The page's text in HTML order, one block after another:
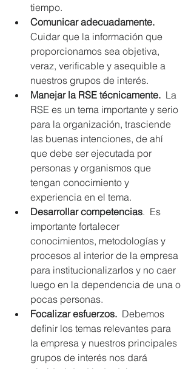
tiempo.
Comunicar adecuadamente.
Cuidar que la información que
proporcionamos sea objetiva,
veraz, verificable y asequible a
nuestros grupos de interés.
Manejar la RSE técnicamente.
  La
RSE es un tema importante y serio
para la organización, trasciende
las buenas intenciones, de ahí
que debe ser ejecutada por
personas y organismos que
tengan conocimiento y
experiencia en el tema.
Desarrollar competencias.  Es
importante fortalecer
conocimientos, metodologías y
procesos al interior de la empresa
para institucionalizarlos y no caer
luego en la dependencia de una o
pocas personas.
Focalizar esfuerzos.
  Debemos
definir los temas relevantes para
la empresa y nuestros principales
grupos de interés nos dará